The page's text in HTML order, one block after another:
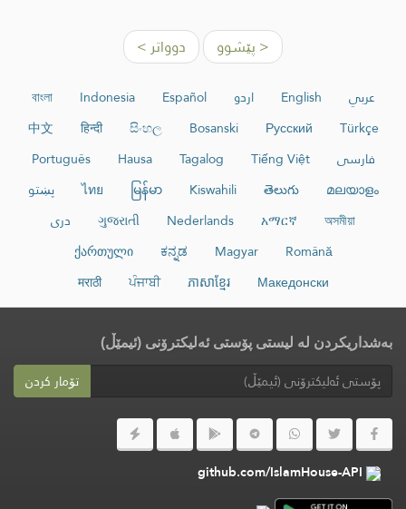
< پێشوو دوواتر >
عربي English اردو Español
Indonesia
বাংলা
Türkçe
Русский
Bosanski
සිංහල
हिन्दी
中文
فارسی
Tiếng Việt
Tagalog
Hausa
Português
മലയാളം
తెలుగు
Kiswahili
မြန်မာ
ไทย
پښتو
অসমীয়া
አማርኛ
Nederlands
ગુજરાતી
دری
Română
Magyar
ಕನ್ನಡ
ქართული
Македонски
ភាសាខ្មែរ
ਪੰਜਾਬੀ
मराठी
بەشداریکردن لە لیستی پۆستی ئەلیکترۆنی (ئیمێڵ)
تۆمار کردن
github.com/IslamHouse-API